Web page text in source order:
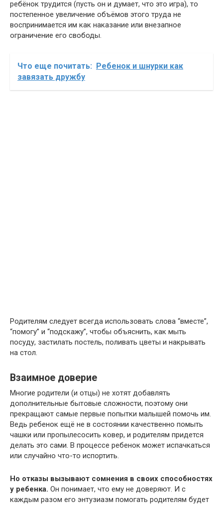
ребёнок трудится (пусть он и думает, что это игра), то
постепенное увеличение объёмов этого труда не
воспринимается им как наказание или внезапное
ограничение его свободы.
Что еще почитать: Ребенок и шнурки как
завязать дружбу
Родителям следует всегда использовать слова “вместе”,
“помогу” и “подскажу”, чтобы объяснить, как мыть
посуду, застилать постель, поливать цветы и накрывать
на стол.
Взаимное доверие
Многие родители (и отцы) не хотят добавлять
дополнительные бытовые сложности, поэтому они
прекращают самые первые попытки малышей помочь им.
Ведь ребенок ещё не в состоянии качественно помыть
чашки или пропылесосить ковер, и родителям придется
делать это сами. В процессе ребенок может испачкаться
или случайно что-то испортить.
Но отказы вызывают сомнения в своих способностях
у ребенка. Он понимает, что ему не доверяют. И с
каждым разом его энтузиазм помогать родителям будет